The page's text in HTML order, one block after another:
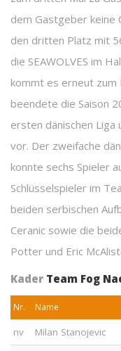
dem Gastgeber keine
den dritten Platz mit
die SEAWOLVES im
kommt es erneut zum
beendete die Saison
ersten dänischen Liga
vor. Der zweifache
konnte sechs Spieler
Schlüsselspieler im
beiden serbischen
Ceranic sowie die
Potter und Eric
Kader Team Fog
Nr. Name
nv Milan Stanojevic